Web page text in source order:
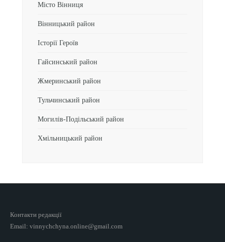
Місто Вінниця
Вінницький район
Історії Героїв
Гайсинський район
Жмеринський район
Тульчинський район
Могилів-Подільський район
Хмільницький район
Контакти редакції
Email: vinnychchyna.online@gmail.com